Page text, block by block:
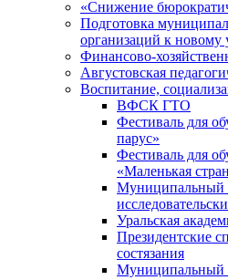
«Снижение
Подготовка
организаций к новому
Финансово-
Августовская
Воспитание,
ВФСК ГТО
Фестиваль для
парус»
Фестиваль для
«Маленькая
Муниципальный
Уральская
Президентские
состязания
Муниципальный